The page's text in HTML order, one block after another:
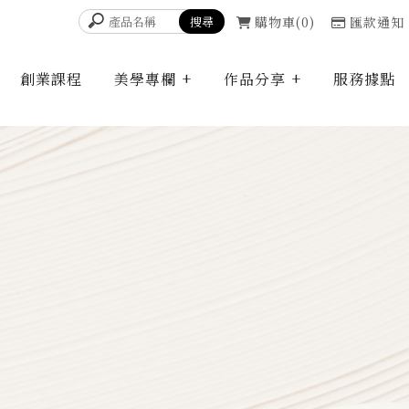
購物車 0 匯款通知
創業課程 美學專欄 作品分享 服務據點